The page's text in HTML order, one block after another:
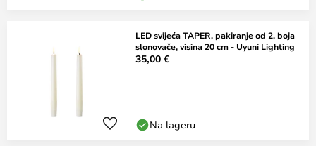
LED svijeća TAPER, pakiranje od 2, boja
slonovače, visina 20 cm - Uyuni Lighting
35,00 €
Na lageru